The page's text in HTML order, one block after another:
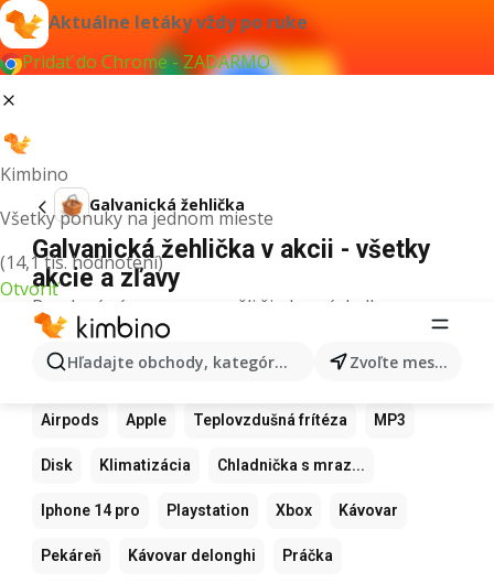
Aktuálne letáky vždy po ruke
Pridať do Chrome - ZADARMO
Kimbino
Všetky ponuky na jednom mieste
(14,1 tis. hodnotení)
Otvoriť
Hľadajte obchody, kategórie, produkty... Zvoľte mesto
Galvanická žehlička
Galvanická žehlička v akcii - všetky
akcie a zľavy
Pre daný výraz sme nenašli žiadne výsledky.
Ďalšie obľúbené produkty
Samsung Xiaomi Apple Watch
Airpods Apple Teplovzdušná frítéza MP3
Disk Klimatizácia Chladnička s mraz...
Iphone 14 pro Playstation Xbox Kávovar
Pekáreň Kávovar delonghi Práčka